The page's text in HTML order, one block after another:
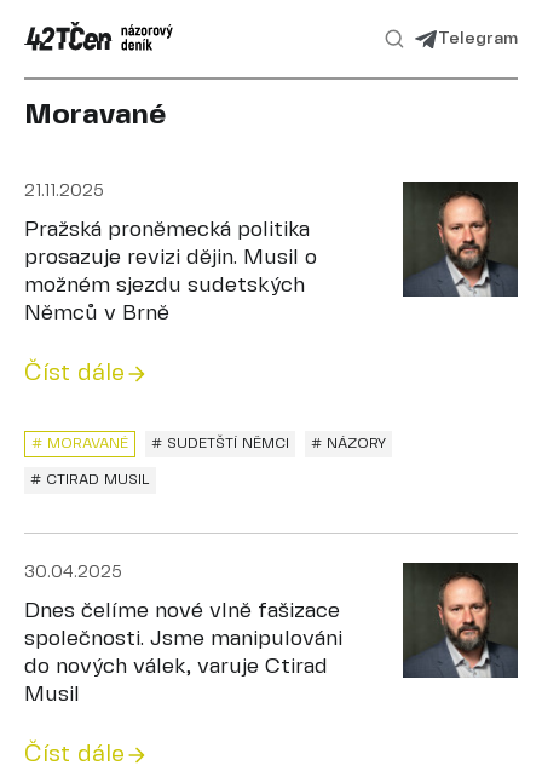
Telegram
Moravané
21.11.2025
Pražská proněmecká politika
prosazuje revizi dějin. Musil o
možném sjezdu sudetských
Němců v Brně
Číst dále
# SUDETŠTÍ NĚMCI # NÁZORY
# MORAVANÉ
# CTIRAD MUSIL
30.04.2025
Dnes čelíme nové vlně fašizace
společnosti. Jsme manipulováni
do nových válek, varuje Ctirad
Musil
Číst dále